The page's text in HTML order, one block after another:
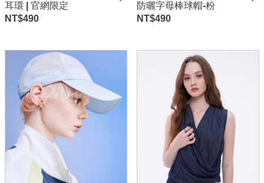
耳環 | 官網限定
NT$490
防曬字母棒球帽-粉
NT$490